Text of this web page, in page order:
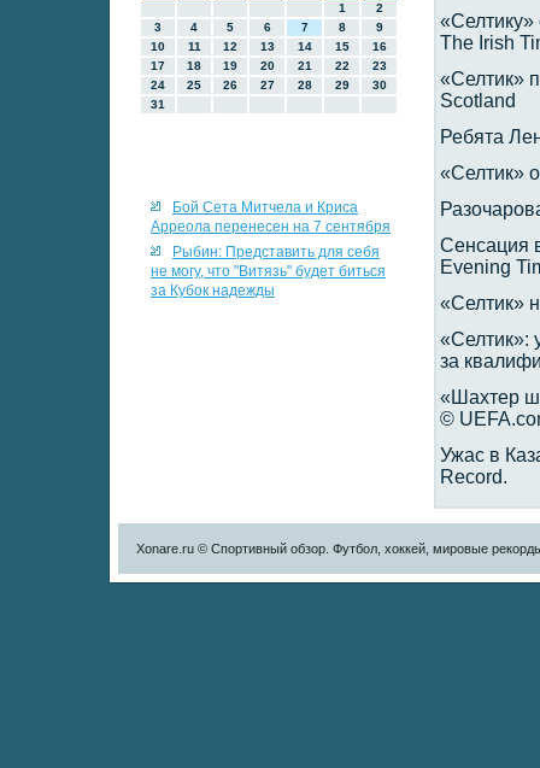
1
2
3
4 5 6 7 8
9
10
11 12 13 14 15
16
17
18 19 20 21 22
23
24
25 26 27 28 29
30
31
Бой Сета Митчела и Криса
Арреола перенесен на 7 сентября
Рыбин: Представить для себя
не могу, что "Витязь" будет биться
за Кубок надежды
«Селтику»
The Irish
«Селтик»
Scotland
Ребята
«Селтик»
Сенсация
Evening
«Селтик»
«Селтик»:
за
«Шахтер
©
Ужас в
Record.
Xonare.ru © Спортивный обзор. Футбол, хоккей, мировые